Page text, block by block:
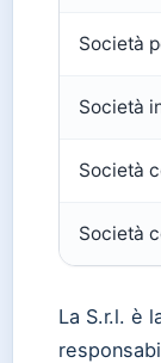
Società
Società
Società
Società
La S.r.l. è